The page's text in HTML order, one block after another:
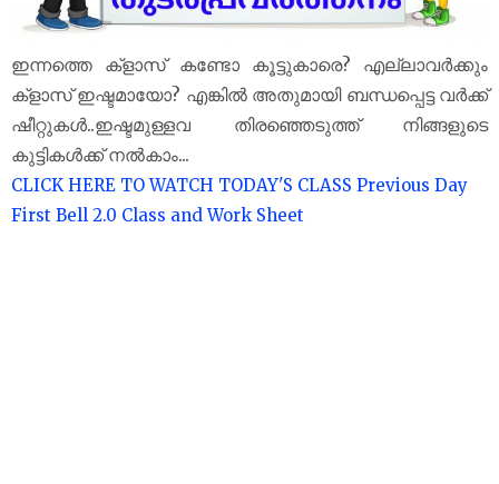
ഇന്നത്തെ ക്‌ളാസ് കണ്ടോ കൂട്ടുകാരെ? എല്ലാവർക്കും
ക്‌ളാസ് ഇഷ്ടമായോ? എങ്കിൽ അതുമായി ബന്ധപ്പെട്ട വർക്ക്
ഷീറ്റുകൾ..ഇഷ്ടമുള്ളവ തിരഞ്ഞെടുത്ത് നിങ്ങളുടെ
കുട്ടികൾക്ക് നൽകാം...
CLICK HERE TO WATCH TODAY'S CLASS Previous Day
First Bell 2.0 Class and Work Sheet